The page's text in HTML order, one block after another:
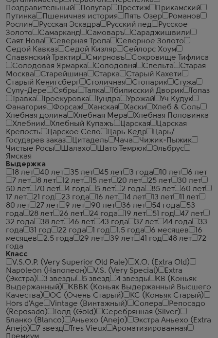
Поздравительный
Полугар Престиж
Прикамский
Путинка
Пшеничная история Пять Озер
Романов
Рослин
Русская Эскадра Русский лед
Русское
Золото
Самарканд Самоваръ
Сараджишвили
Саят Нова
Северная Тропа
Северное Золото
Седой Кавказ
Седой Кизляр
Сейлорс Хоум
Славянский Трактир
Смирновъ
Сокровище Тифлиса
Солодовая Ярмарка
Солодовня Спельта
Старая
Москва
Старейшина Старка
Старый Кахети
Старый Кенигсберг
Столичная Стопарик
Стужа
Сулу-Дере
Сябры Талка Тбилисский Дворик
Топаз
Травка
Троекуровка Тундра Урожай
Уч Кудук
Фанагория
Форсаж Ханская Хаски
Хлеб & Соль
Хлебная долина
Хлебная Мера
Хлебная Половинка
Хлебник
Хлебный Купажъ Царская
Царская
Крепость
Царское Село Царь Кедр
Царь/
Государев заказ
Цитадель Чача
Чижик-Пыжик
Чистые Росы
Шалахо Шато Темрюк
Эльбрус
Ямская
Выдержка
18 лет
40 лет 35 лет 45 лет 3 года 10 лет
6 лет
7 лет
8 лет 12 лет 15 лет 20 лет 25 лет
30 лет
50 лет
70 лет 4 года 5 лет 2 года 85 лет
60 лет
17 лет
21 год 23 года 16 лет 14 лет 13 лет
11 лет
80 лет
27 лет 9 лет 90 лет 36 лет 54 года
53
года
28 лет 26 лет 24 года 19 лет 51 год
47 лет
32 года
38 лет 46 лет 43 года 37 лет 44 года
33
года
31 год 22 года 1 год 1.5 года 6 месяцев
16
месяцев
2.5 года 29 лет 39 лет 41 год 48 лет
72
года
Класс
V.S.O.P. (Very Superior Old Pale)
X.O. (Extra Old)
Napoleon (Наполеон)
V.S. (Very Special)
Extra
(Экстра)
3 звезды 5 звезд 4 звезды
КВ (Коньяк
Выдержанный)
КВВК (Коньяк Выдержанный Высшего
Качества)
ОС (Очень Старый)
КС (Коньяк Старый)
Hors d'Age
Vintage (Винтажный) Солера
Репосадо
(Reposado)
Голд (Gold)
Серебрянная (Silver)
Бланко (Blanco)
Аньехо (Anejo)
Экстра Аньехо (Extra
Anejo)
7 звезд Tres Vieux
Ароматизированная